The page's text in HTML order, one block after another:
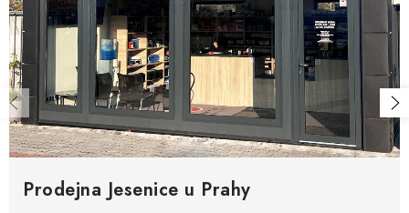
Prodejna Jesenice u Prahy